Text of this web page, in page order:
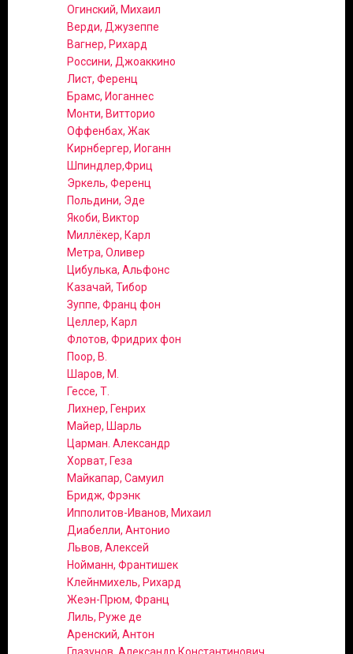
Огинский, Михаил
Верди, Джузеппе
Вагнер, Рихард
Россини, Джоаккино
Лист, Ференц
Брамс, Иоганнес
Монти, Витторио
Оффенбах, Жак
Кирнбергер, Иоганн
Шпиндлер,Фриц
Эркель, Ференц
Польдини, Эде
Якоби, Виктор
Миллёкер, Карл
Метра, Оливер
Цибулька, Альфонс
Казачай, Тибор
Зуппе, Франц фон
Целлер, Карл
Флотов, Фридрих фон
Поор, В.
Шаров, М.
Гессе, Т.
Лихнер, Генрих
Майер, Шарль
Царман. Александр
Хорват, Геза
Майкапар, Самуил
Бридж, Фрэнк
Ипполитов-Иванов, Михаил
Диабелли, Антонио
Львов, Алексей
Нойманн, Франтишек
Клейнмихель, Рихард
Жеэн-Прюм, Франц
Лиль, Руже де
Аренский, Антон